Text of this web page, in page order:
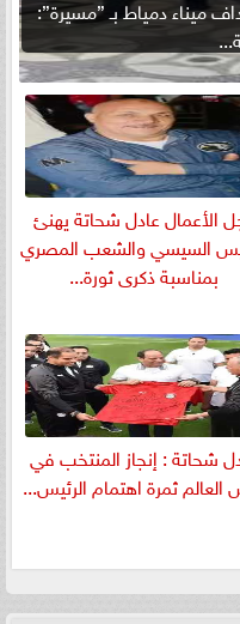
ميناء دمياط بـ ”مسيرة”:
الأعمال عادل شحاتة يهنئ
السيسي والشعب المصري
بمناسبة ذكرى ثورة...
شحاتة : إنجاز المنتخب في
ثمرة اهتمام الرئيس...